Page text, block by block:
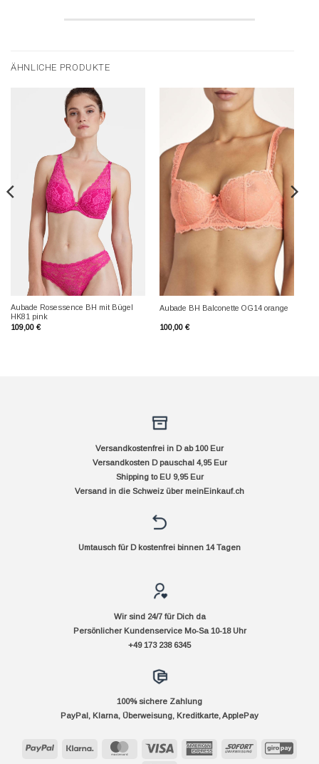
ÄHNLICHE PRODUKTE
Aubade Rosessence BH mit Bügel
HK81 pink
109,00 €
Aubade BH Balconette OG14 orange
100,00 €
Versandkostenfrei in D ab 100 Eur
Versandkosten D pauschal 4,95 Eur
Shipping to EU 9,95 Eur
Versand in die Schweiz über meinEinkauf.ch
Umtausch für D kostenfrei binnen 14 Tagen
Wir sind 24/7 für Dich da
Persönlicher Kundenservice Mo-Sa 10-18 Uhr
+49 173 238 6345
100% sichere Zahlung
PayPal, Klarna, Überweisung, Kreditkarte, ApplePay
PayPal Klarna MasterCardVisa
AmericanSofort